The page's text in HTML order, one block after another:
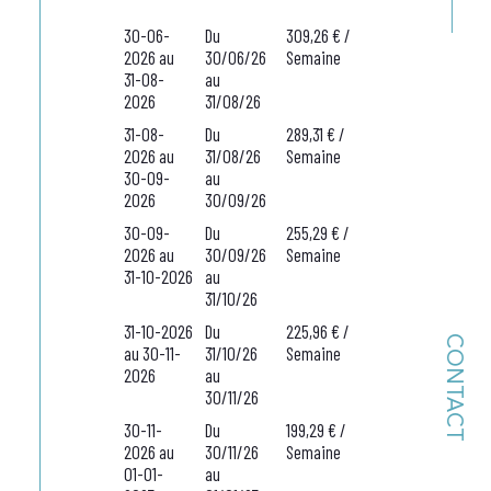
CONTACT
30-06-
2026 au
31-08-
2026
Du
30/06/26
au
31/08/26
309,26 € /
Semaine
31-08-
2026 au
30-09-
2026
Du
31/08/26
au
30/09/26
289,31 € /
Semaine
30-09-
2026 au
31-10-2026
Du
30/09/26
au
31/10/26
255,29 € /
Semaine
31-10-2026
au 30-11-
2026
Du
31/10/26
au
30/11/26
225,96 € /
Semaine
30-11-
2026 au
01-01-
Du
30/11/26
au
199,29 € /
Semaine